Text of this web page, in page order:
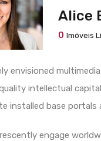
Alice
0 Imóveis
envisioned
intellectual
installed base portals
engage